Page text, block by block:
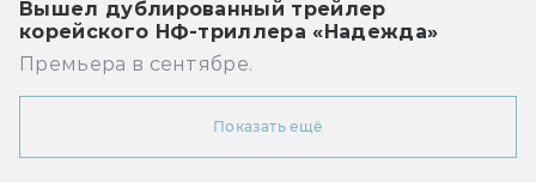
Вышел дублированный трейлер
корейского НФ-триллера «Надежда»
Премьера в сентябре.
Показать ещё